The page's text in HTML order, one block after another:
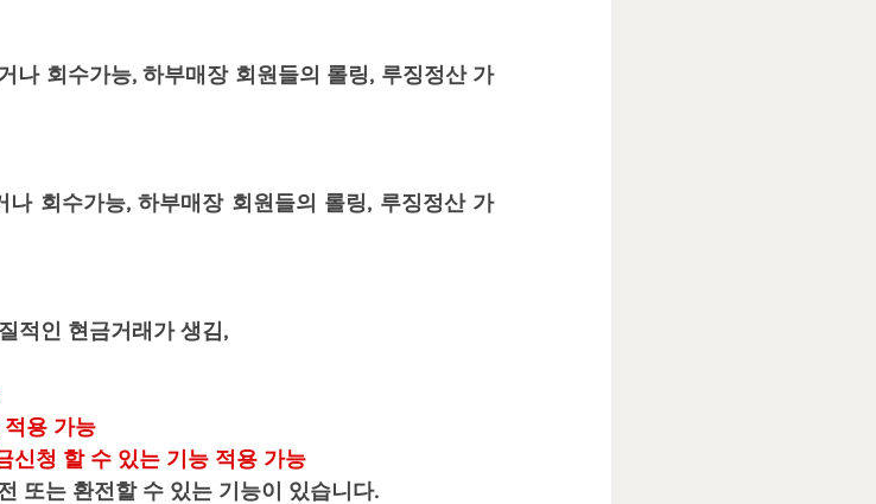
나 회수가능, 하부매장 회원들의 롤링, 루징정산 가
나 회수가능, 하부매장 회원들의 롤링, 루징정산 가
적인 현금거래가 생김,
용 가능
신청 할 수 있는 기능 적용 가능
또는 환전할 수 있는 기능이 있습니다.